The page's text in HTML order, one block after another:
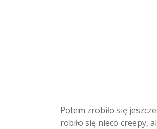
Potem zrobiło się
robiło się nieco creepy,